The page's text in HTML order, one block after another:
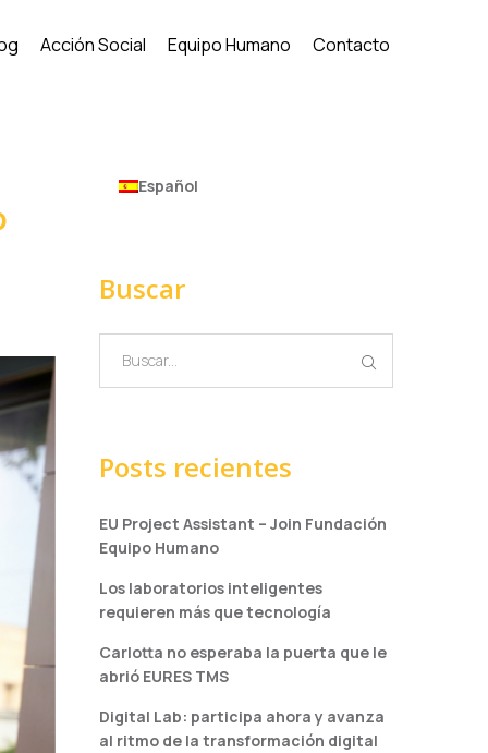
Acción Social Equipo Humano Contacto
Español
Buscar
Posts recientes
EU Project Assistant – Join Fundación
Equipo Humano
Los laboratorios inteligentes
requieren más que tecnología
Carlotta no esperaba la puerta que le
abrió EURES TMS
Digital Lab: participa ahora y avanza
al ritmo de la transformación digital